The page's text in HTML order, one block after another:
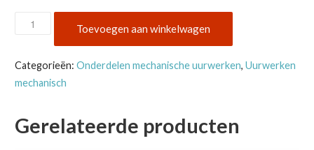
messing
aantal
Toevoegen aan winkelwagen
Categorieën: Onderdelen mechanische uurwerken, Uurwerken
mechanisch
Gerelateerde producten